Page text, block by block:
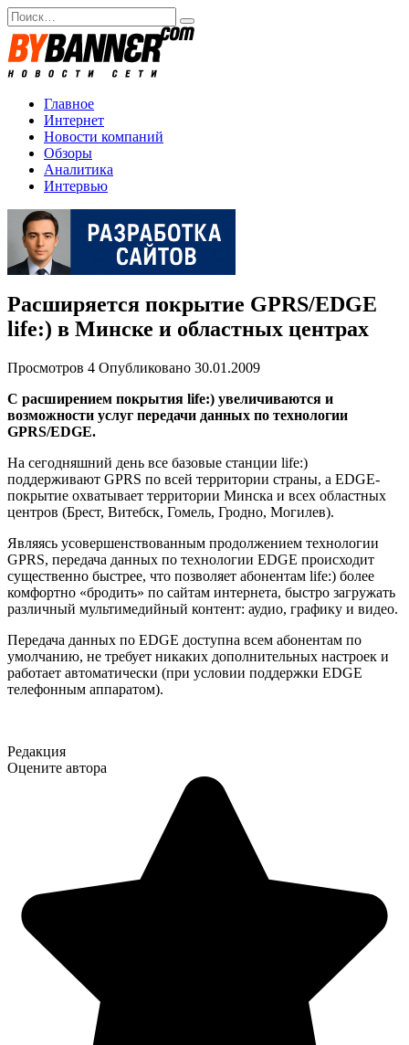
Перейти
к
содержанию
Search
for:
Главное
Интернет
Новости компаний
Обзоры
Аналитика
Интервью
Расширяется покрытие GPRS/EDGE
life:) в Минске и областных центрах
Просмотров 4 Опубликовано 30.01.2009
С расширением покрытия life:) увеличиваются и
возможности услуг передачи данных по технологии
GPRS/EDGE.
На сегодняшний день все базовые станции life:)
поддерживают GPRS по всей территории страны, а EDGE-
покрытие охватывает территории Минска и всех областных
центров (Брест, Витебск, Гомель, Гродно, Могилев).
Являясь усовершенствованным продолжением технологии
GPRS, передача данных по технологии EDGE происходит
существенно быстрее, что позволяет абонентам life:) более
комфортно «бродить» по сайтам интернета, быстро загружать
различный мультимедийный контент: аудио, графику и видео.
Передача данных по EDGE доступна всем абонентам по
умолчанию, не требует никаких дополнительных настроек и
работает автоматически (при условии поддержки EDGE
телефонным аппаратом).
Редакция
Оцените автора